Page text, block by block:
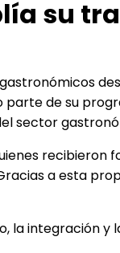
su
parte de su
sector
recibieron
a esta
la integración y